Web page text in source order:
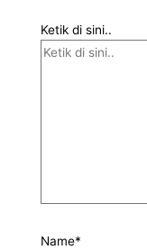
Ketik di sini..
Name*